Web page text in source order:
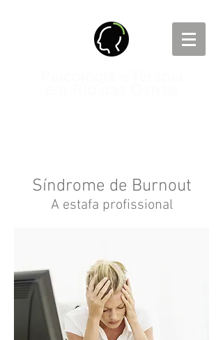
Síndrome de Burnout
A estafa profissional